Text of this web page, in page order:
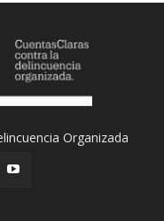
Organizada